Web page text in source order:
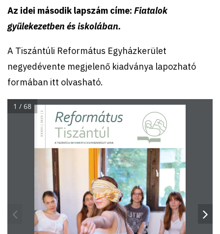
Az idei második lapszám címe: Fiatalok
gyülekezetben és iskolában.
A Tiszántúli Református Egyházkerület
negyedévente megjelenő kiadványa lapozható
formában itt olvasható.
A TISZÁNTÚLI REFORMÁTUS EGYHÁZKERÜLET LAPJA
Református
Tiszántúl
XXXIII | 2025 | 2
1 / 68